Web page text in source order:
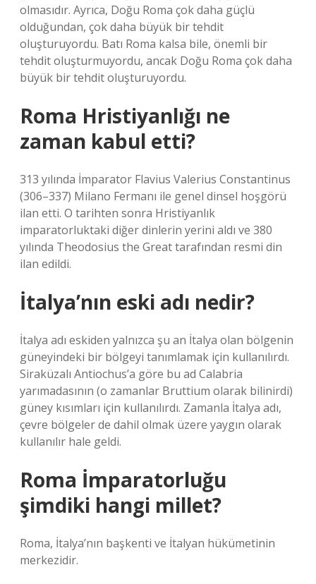
olmasıdır. Ayrıca, Doğu Roma çok daha güçlü
olduğundan, çok daha büyük bir tehdit
oluşturuyordu. Batı Roma kalsa bile, önemli bir
tehdit oluşturmuyordu, ancak Doğu Roma çok daha
büyük bir tehdit oluşturuyordu.
Roma Hristiyanlığı ne
zaman kabul etti?
313 yılında İmparator Flavius ​​Valerius Constantinus
(306–337) Milano Fermanı ile genel dinsel hoşgörü
ilan etti. O tarihten sonra Hristiyanlık
imparatorluktaki diğer dinlerin yerini aldı ve 380
yılında Theodosius the Great tarafından resmi din
ilan edildi.
İtalya’nın eski adı nedir?
İtalya adı eskiden yalnızca şu an İtalya olan bölgenin
güneyindeki bir bölgeyi tanımlamak için kullanılırdı.
Siraküzalı Antiochus’a göre bu ad Calabria
yarımadasının (o zamanlar Bruttium olarak bilinirdi)
güney kısımları için kullanılırdı. Zamanla İtalya adı,
çevre bölgeler de dahil olmak üzere yaygın olarak
kullanılır hale geldi.
Roma İmparatorluğu
şimdiki hangi millet?
Roma, İtalya’nın başkenti ve İtalyan hükümetinin
merkezidir.